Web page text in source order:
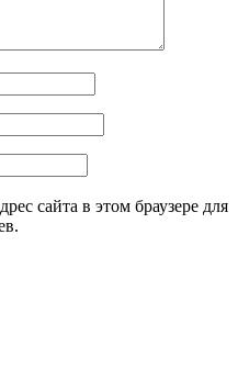
сайта в этом браузере для